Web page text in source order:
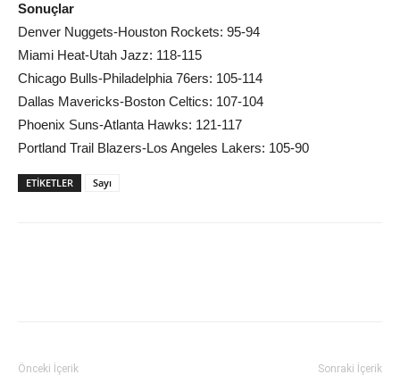
Sonuçlar
Denver Nuggets-Houston Rockets: 95-94
Miami Heat-Utah Jazz: 118-115
Chicago Bulls-Philadelphia 76ers: 105-114
Dallas Mavericks-Boston Celtics: 107-104
Phoenix Suns-Atlanta Hawks: 121-117
Portland Trail Blazers-Los Angeles Lakers: 105-90
ETIKETLER Sayı
Önceki İçerik Sonraki İçerik